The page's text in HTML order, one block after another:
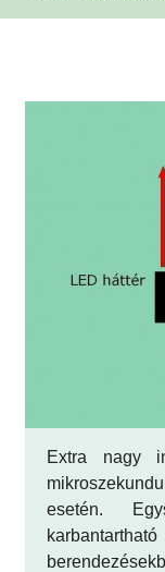
Extra nagy
esetén.